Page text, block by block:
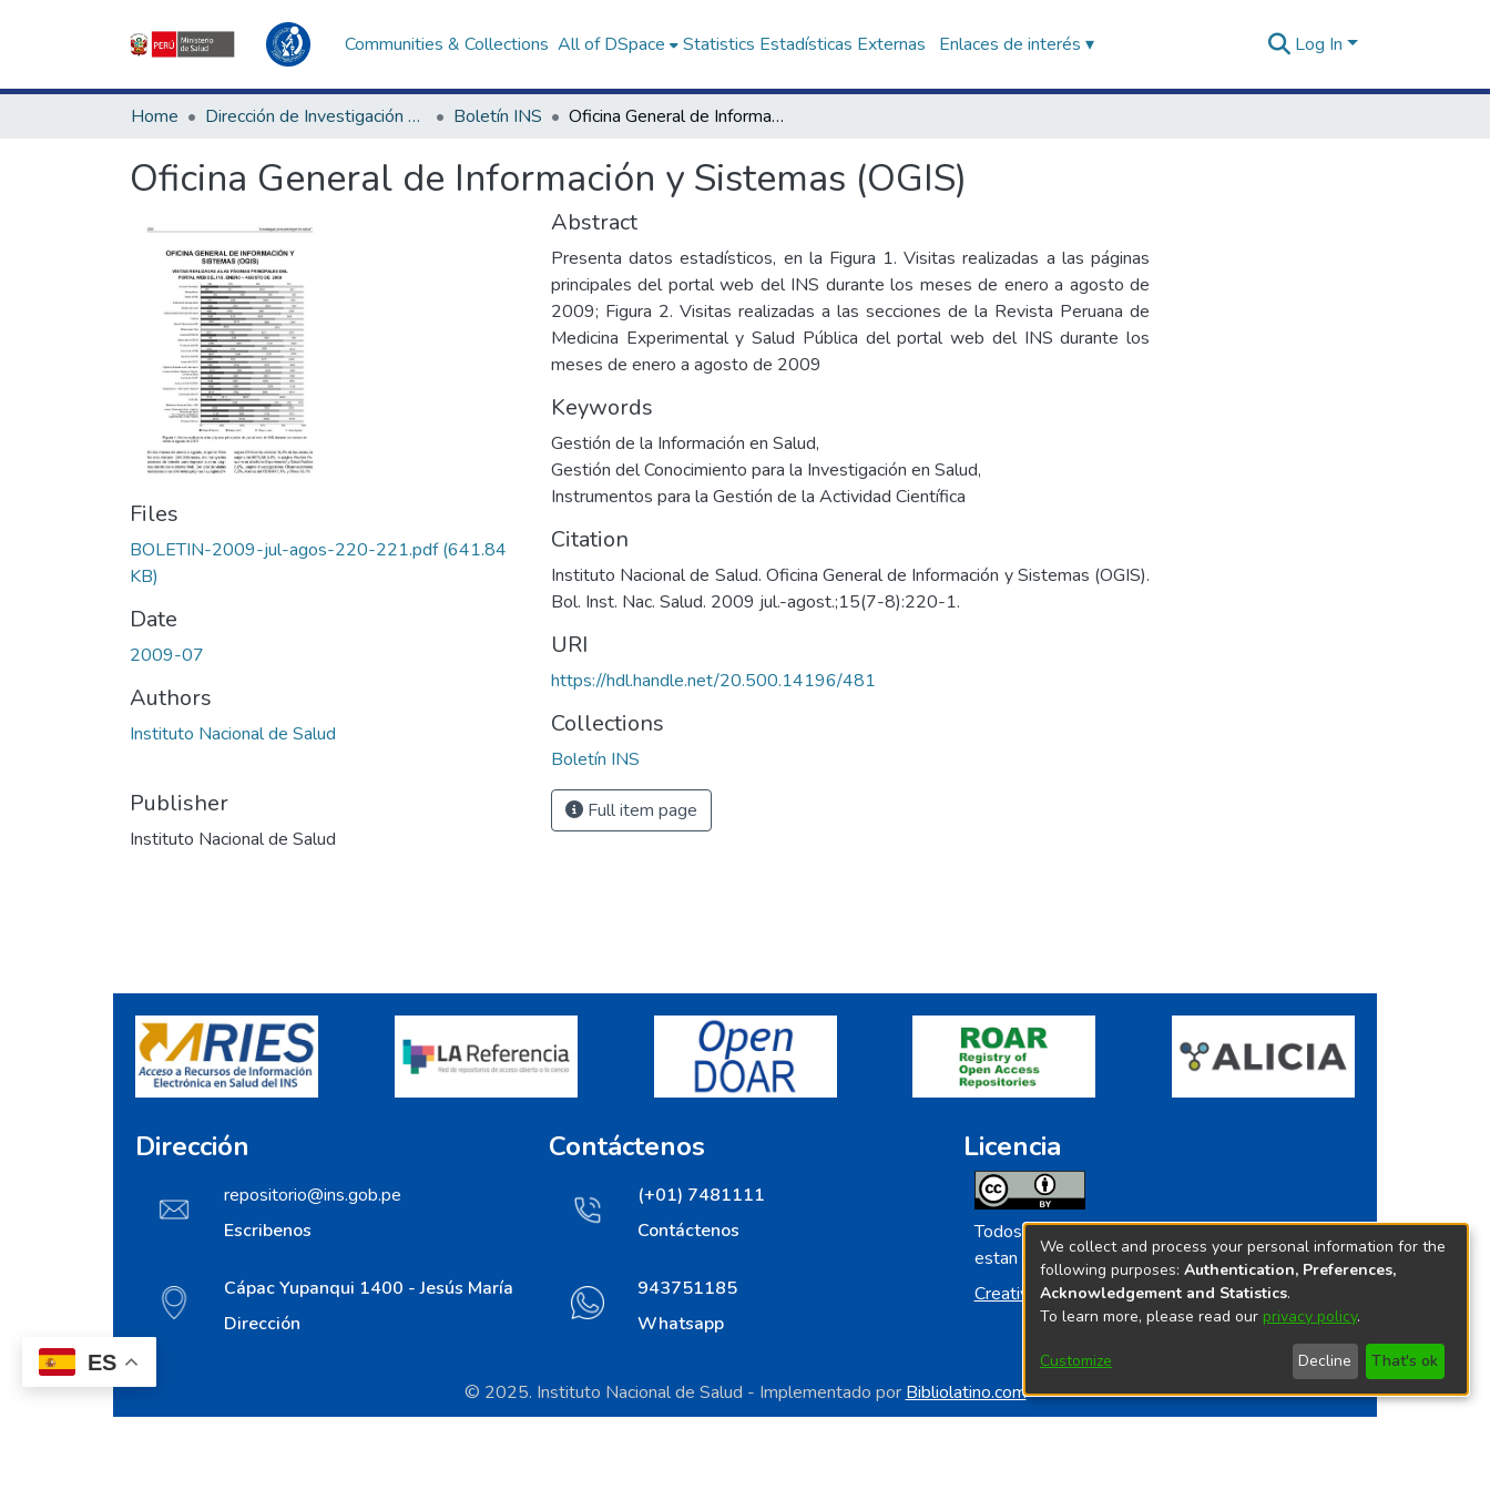
ES
Communities & Collections All of DSpace Statistics Estadísticas Externas Enlaces de interés ▾ Log In
Home Dirección de Investigación e Innovación en Salud Boletín INS Oficina General de Información y Sistemas (OGIS)
Oficina General de Información y Sistemas (OGIS)
Files
BOLETIN-2009-jul-agos-220-221.pdf(641.84
KB)
Date
2009-07
Authors
Instituto Nacional de Salud
Publisher
Instituto Nacional de Salud
Abstract
Presenta datos estadísticos, en la Figura 1. Visitas realizadas a las páginas
principales del portal web del INS durante los meses de enero a agosto de
2009; Figura 2. Visitas realizadas a las secciones de la Revista Peruana de
Medicina Experimental y Salud Pública del portal web del INS durante los
meses de enero a agosto de 2009
Keywords
Gestión de la Información en Salud,
Gestión del Conocimiento para la Investigación en Salud,
Instrumentos para la Gestión de la Actividad Científica
Citation
Instituto Nacional de Salud. Oficina General de Información y Sistemas (OGIS).
Bol. Inst. Nac. Salud. 2009 jul.-agost.;15(7-8):220-1.
URI
https://hdl.handle.net/20.500.14196/481
Collections
Boletín INS
Full item page
Dirección
repositorio@ins.gob.pe
Escribenos
Cápac Yupanqui 1400 - Jesús María
Dirección
Contáctenos
(+01) 7481111
Contáctenos
943751185
Whatsapp
Licencia
Todos los contenidos de repositorio.ins.gob.pe
estan licenciados bajo
Creative Commoms License
© 2025. Instituto Nacional de Salud - Implementado por Bibliolatino.com
We collect and process your personal information for the
following purposes: Authentication, Preferences,
Acknowledgement and Statistics.
To learn more, please read our privacy policy.
Customize Decline That's ok